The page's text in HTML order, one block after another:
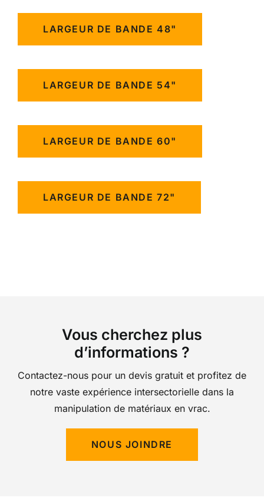
LARGEUR DE BANDE 48"
LARGEUR DE BANDE 54"
LARGEUR DE BANDE 60"
LARGEUR DE BANDE 72"
Vous cherchez plus
d’informations ?
Contactez-nous pour un devis gratuit et profitez de
notre vaste expérience intersectorielle dans la
manipulation de matériaux en vrac.
NOUS JOINDRE